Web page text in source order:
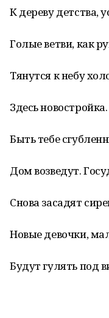
К дереву детства,
Голые ветви, как
Тянутся к небу
Здесь
Быть тебе
Дом возведут.
Снова засадят
Новые девочки,
Будут гулять под